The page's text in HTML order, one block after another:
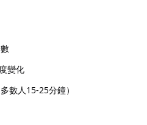
變化
數人15-25分鐘）